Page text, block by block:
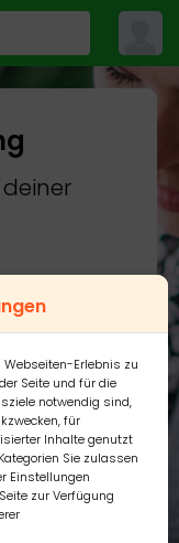
Webseiten-Erlebnis zu
Seite und für die
notwendig sind,
für
Inhalte genutzt
Sie zulassen
Einstellungen
zur Verfügung